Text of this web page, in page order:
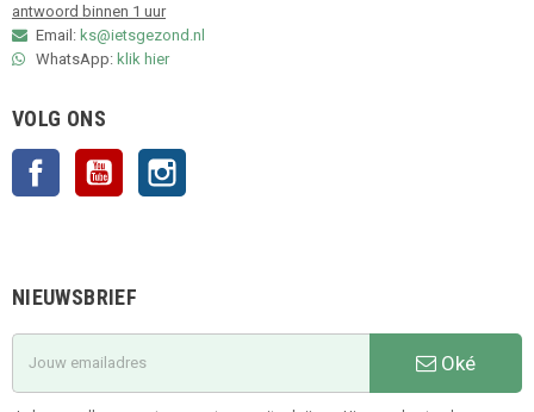
antwoord binnen 1 uur
Email: ks@ietsgezond.nl
WhatsApp: klik hier
VOLG ONS
Facebook YouTube
NIEUWSBRIEF
Oké